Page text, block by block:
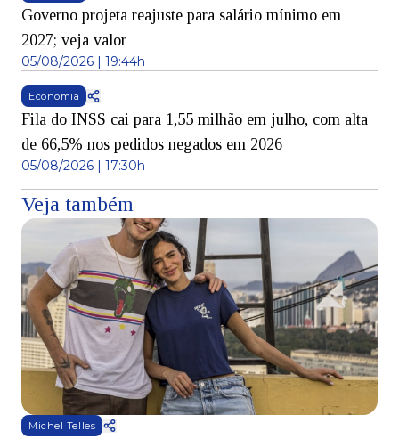
Governo projeta reajuste para salário mínimo em
2027; veja valor
05/08/2026 | 19:44h
Economia
Fila do INSS cai para 1,55 milhão em julho, com alta
de 66,5% nos pedidos negados em 2026
05/08/2026 | 17:30h
Veja também
Michel Telles